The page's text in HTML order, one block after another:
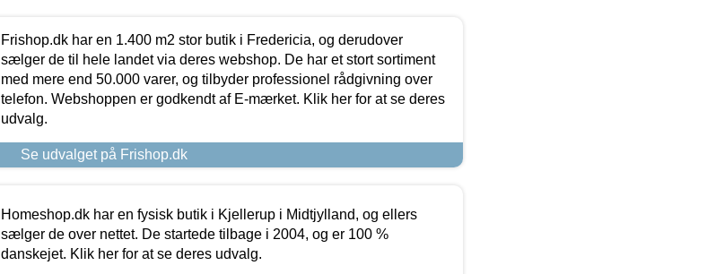
Frishop.dk har en 1.400 m2 stor butik i Fredericia, og derudover
sælger de til hele landet via deres webshop. De har et stort sortiment
med mere end 50.000 varer, og tilbyder professionel rådgivning over
telefon. Webshoppen er godkendt af E-mærket. Klik her for at se deres
udvalg.
Se udvalget på Frishop.dk
Homeshop.dk har en fysisk butik i Kjellerup i Midtjylland, og ellers
sælger de over nettet. De startede tilbage i 2004, og er 100 %
danskejet. Klik her for at se deres udvalg.